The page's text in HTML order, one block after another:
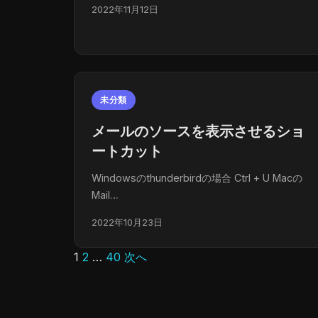
2022年11月12日
未分類
メールのソースを表示させるショ
ートカット
Windowsのthunderbirdの場合 Ctrl + U Macの
Mail…
2022年10月23日
投
1 2 … 40 次へ